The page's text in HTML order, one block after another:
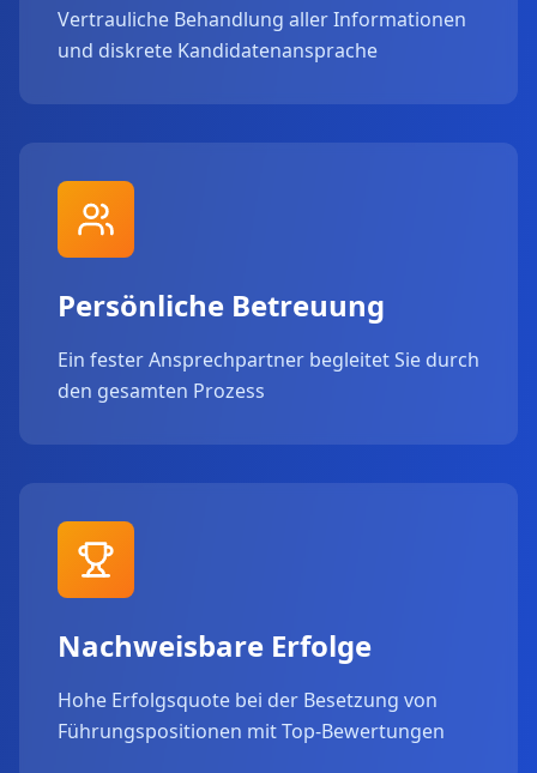
Vertrauliche Behandlung aller Informationen
und diskrete Kandidatenansprache
Persönliche Betreuung
Ein fester Ansprechpartner begleitet Sie durch
den gesamten Prozess
Nachweisbare Erfolge
Hohe Erfolgsquote bei der Besetzung von
Führungspositionen mit Top-Bewertungen